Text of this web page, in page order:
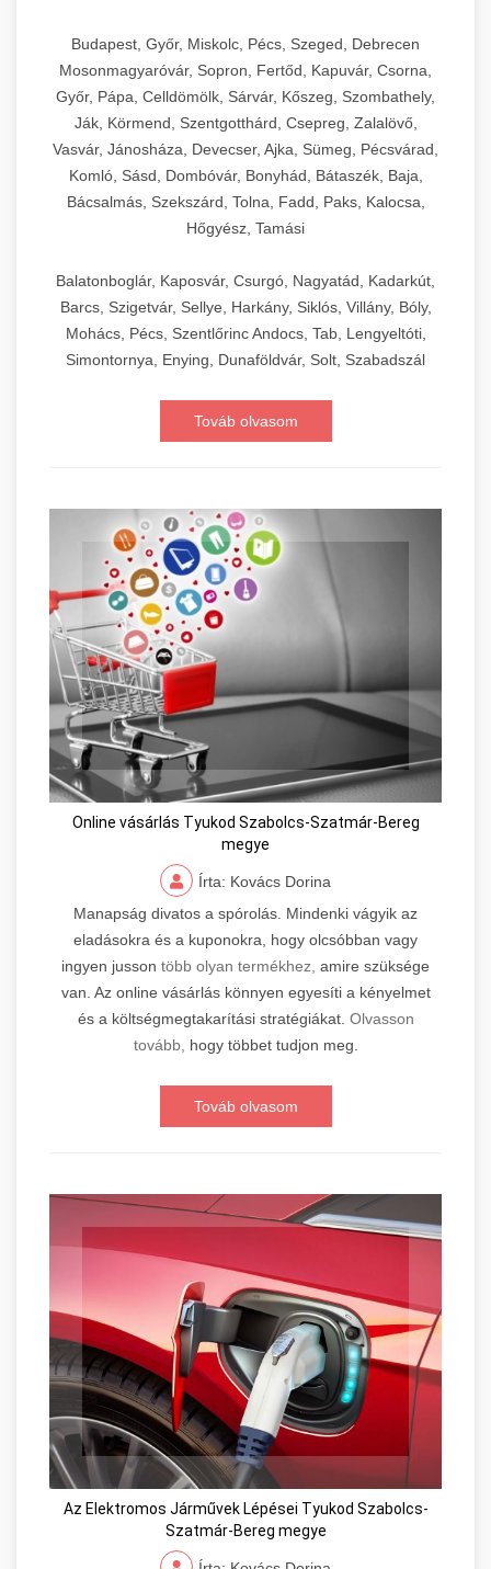
Budapest, Győr, Miskolc, Pécs, Szeged, Debrecen
Mosonmagyaróvár, Sopron, Fertőd, Kapuvár, Csorna,
Győr, Pápa, Celldömölk, Sárvár, Kőszeg, Szombathely,
Ják, Körmend, Szentgotthárd, Csepreg, Zalalövő,
Vasvár, Jánosháza, Devecser, Ajka, Sümeg, Pécsvárad,
Komló, Sásd, Dombóvár, Bonyhád, Bátaszék, Baja,
Bácsalmás, Szekszárd, Tolna, Fadd, Paks, Kalocsa,
Hőgyész, Tamási
Balatonboglár, Kaposvár, Csurgó, Nagyatád, Kadarkút,
Barcs, Szigetvár, Sellye, Harkány, Siklós, Villány, Bóly,
Mohács, Pécs, Szentlőrinc Andocs, Tab, Lengyeltóti,
Simontornya, Enying, Dunaföldvár, Solt, Szabadszál
Továb olvasom
Online vásárlás Tyukod Szabolcs-Szatmár-Bereg
megye
Írta: Kovács Dorina
Manapság divatos a spórolás. Mindenki vágyik az
eladásokra és a kuponokra, hogy olcsóbban vagy
ingyen jusson több olyan termékhez, amire szüksége
van. Az online vásárlás könnyen egyesíti a kényelmet
és a költségmegtakarítási stratégiákat. Olvasson
tovább, hogy többet tudjon meg.
Továb olvasom
Az Elektromos Járművek Lépései Tyukod Szabolcs-
Szatmár-Bereg megye